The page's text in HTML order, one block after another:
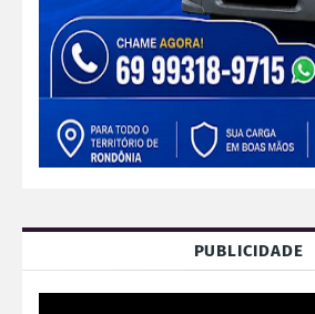
PUBLICIDADE